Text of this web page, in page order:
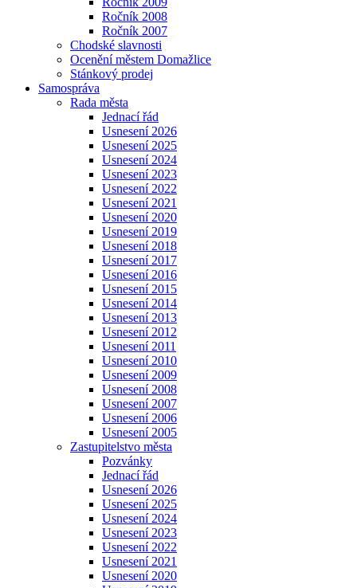
Ročník 2008
Ročník 2007
Chodské slavnosti
Ocenění městem Domažlice
Stánkový prodej
Samospráva
Rada města
Jednací řád
Usnesení 2026
Usnesení 2025
Usnesení 2024
Usnesení 2023
Usnesení 2022
Usnesení 2021
Usnesení 2020
Usnesení 2019
Usnesení 2018
Usnesení 2017
Usnesení 2016
Usnesení 2015
Usnesení 2014
Usnesení 2013
Usnesení 2012
Usnesení 2011
Usnesení 2010
Usnesení 2009
Usnesení 2008
Usnesení 2007
Usnesení 2006
Usnesení 2005
Zastupitelstvo města
Pozvánky
Jednací řád
Usnesení 2026
Usnesení 2025
Usnesení 2024
Usnesení 2023
Usnesení 2022
Usnesení 2021
Usnesení 2020